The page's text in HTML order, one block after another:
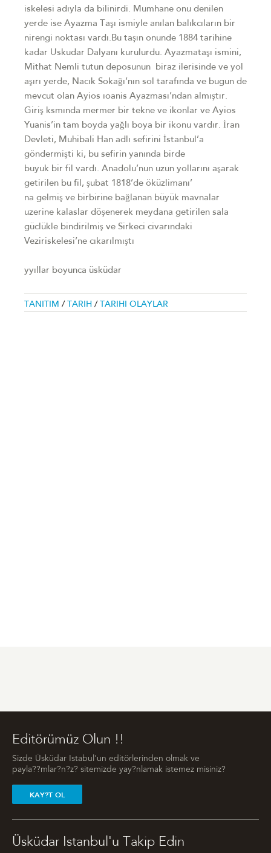
iskelesi adıyla da bilinirdi. Mumhane onu denilen
yerde ise Ayazma Taşı ismiyle anılan balıkcıların bir
nirengi noktası vardı.Bu taşın onunde 1884 tarihine
kadar Uskudar Dalyanı kurulurdu. Ayazmataşı ismini,
Mithat Nemli tutun deposunun biraz ilerisinde ve yol
aşırı yerde, Nacık Sokağı’nın sol tarafında ve bugun de
mevcut olan Ayios ıoanis Ayazması’ndan almıştır.
Giriş ksmında mermer bir tekne ve ikonlar ve Ayios
Yuanis’in tam boyda yağlı boya bir ikonu vardır. İran
Devleti, Muhibali Han adlı sefirini İstanbul’a
göndermişti ki, bu sefirin yanında birde
buyuk bir fil vardı. Anadolu’nun uzun yollarını aşarak
getirilen bu fil, şubat 1818’de öküzlimanı’
na gelmiş ve birbirine bağlanan büyük mavnalar
uzerine kalaslar döşenerek meydana getirilen sala
güclükle bindirilmiş ve Sirkeci civarındaki
Veziriskelesi’ne cıkarılmıştı
yyıllar boyunca üsküdar
TANITIM / TARIH / TARIHI OLAYLAR
Editörümüz Olun !!
Sizde Üsküdar Istabul'un editörlerinden olmak ve
payla??mlar?n?z? sitemizde yay?nlamak istemez misiniz?
KAY?T OL
Üsküdar Istanbul'u Takip Edin